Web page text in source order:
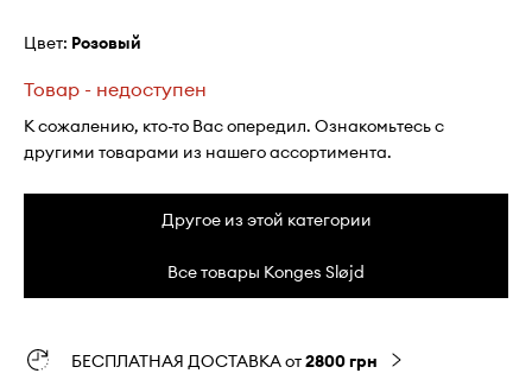
Цвет: розовый
Товар - недоступен
К сожалению, кто-то Вас опередил. Ознакомьтесь с
другими товарами из нашего ассортимента.
Другое из этой категории
Все товары Konges Sløjd
БЕСПЛАТНАЯ ДОСТАВКА от2800 грн